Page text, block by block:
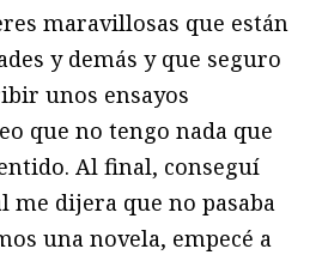
maravillosas que están
y demás y que seguro
unos ensayos
que no tengo nada que
Al final, conseguí
me dijera que no pasaba
una novela, empecé a